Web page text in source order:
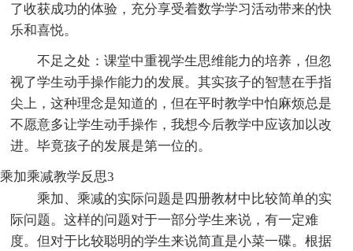
了收获成功的体验，充分享受着数学学习活动带来的快
乐和喜悦。
不足之处：课堂中重视学生思维能力的培养，但忽
视了学生动手操作能力的发展。其实孩子的智慧在手指
尖上，这种理念是知道的，但在平时教学中怕麻烦总是
不愿意多让学生动手操作，我想今后教学中应该加以改
进。毕竟孩子的发展是第一位的。
乘加乘减教学反思3
乘加、乘减的实际问题是四册教材中比较简单的实
际问题。这样的问题对于一部分学生来说，有一定难
度。但对于比较聪明的学生来说简直是小菜一碟。根据